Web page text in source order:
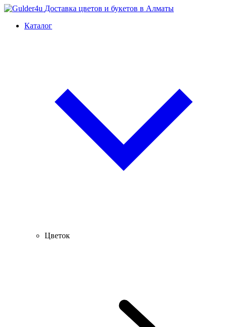
Доставка цветов и букетов в Алматы
Каталог
Цветок